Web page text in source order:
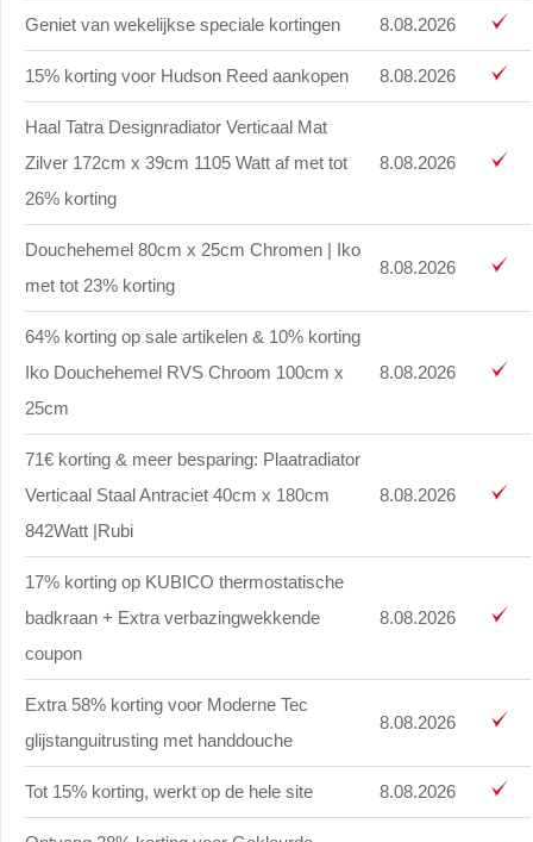
Geniet van wekelijkse speciale kortingen 8.08.2026
15% korting voor Hudson Reed aankopen 8.08.2026
Haal Tatra Designradiator Verticaal Mat
Zilver 172cm x 39cm 1105 Watt af met tot
26% korting
8.08.2026
Douchehemel 80cm x 25cm Chromen | Iko
met tot 23% korting
8.08.2026
64% korting op sale artikelen & 10% korting
Iko Douchehemel RVS Chroom 100cm x
25cm
8.08.2026
71€ korting & meer besparing: Plaatradiator
Verticaal Staal Antraciet 40cm x 180cm
842Watt |Rubi
8.08.2026
17% korting op KUBICO thermostatische
badkraan + Extra verbazingwekkende
coupon
8.08.2026
Extra 58% korting voor Moderne Tec
glijstanguitrusting met handdouche
8.08.2026
Tot 15% korting, werkt op de hele site 8.08.2026